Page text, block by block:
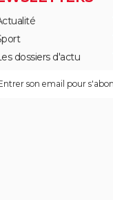
dossiers d'actu